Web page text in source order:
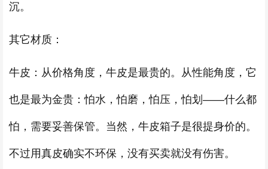
沉。
其它材质：
牛皮：从价格角度，牛皮是最贵的。从性能角度，它
也是最为金贵：怕水，怕磨，怕压，怕划——什么都
怕，需要妥善保管。当然，牛皮箱子是很提身价的。
不过用真皮确实不环保，没有买卖就没有伤害。